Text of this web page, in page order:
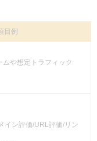
目例
や想定トラフィック
イン評価/URL評価/リン